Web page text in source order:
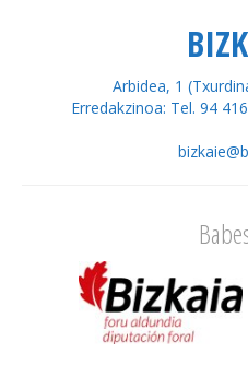
Arbidea, 1
Erredakzinoa: Tel. 94